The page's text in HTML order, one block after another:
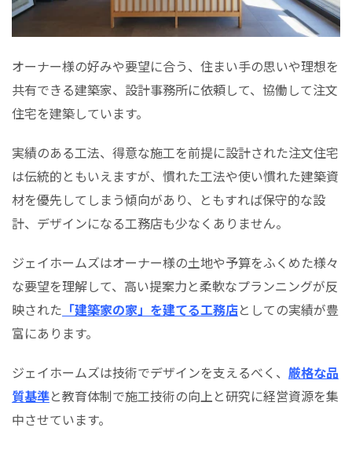
オーナー様の好みや要望に合う、住まい手の思いや理想を
共有できる建築家、設計事務所に依頼して、協働して注文
住宅を建築しています。
実績のある工法、得意な施工を前提に設計された注文住宅
は伝統的ともいえますが、慣れた工法や使い慣れた建築資
材を優先してしまう傾向があり、ともすれば保守的な設
計、デザインになる工務店も少なくありません。
ジェイホームズはオーナー様の土地や予算をふくめた様々
な要望を理解して、高い提案力と柔軟なプランニングが反
映された 「建築家の家」を建てる工務店としての実績が豊
富にあります。
ジェイホームズは技術でデザインを支えるべく、 厳格な品
質基準と教育体制で施工技術の向上と研究に経営資源を集
中させています。